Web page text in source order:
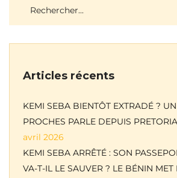
Articles récents
KEMI SEBA BIENTÔT EXTRADÉ ?
PROCHES PARLE DEPUIS
avril 2026
KEMI SEBA ARRÊTÉ : SON
VA-T-IL LE SAUVER ? LE BÉNIN MET